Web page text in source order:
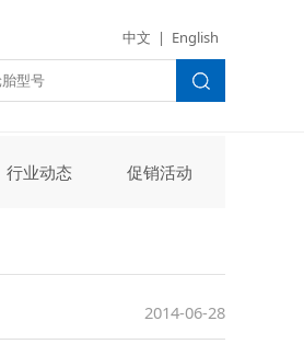
） 中文 | English
行业动态 促销活动
2014-06-28